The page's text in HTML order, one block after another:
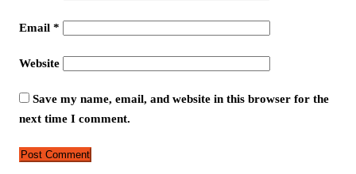
Email *
Website
Save my name, email, and website in this browser for the
next time I comment.